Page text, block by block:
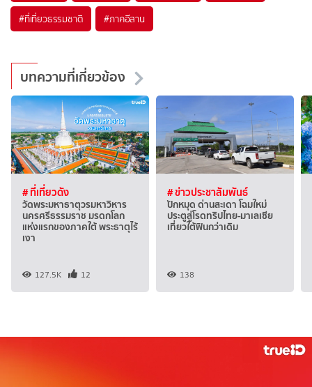
#ที่เที่ยวธรรมชาติ #ภาคอีสาน
บทความที่เกี่ยวข้อง
# ที่เที่ยวดัง
วัดพระมหาธาตุวรมหาวิหาร
นครศรีธรรมราช มรดกโลก
แห่งแรกของภาคใต้ พระธาตุไร้
เงา
127.5K 12
# ข่าวประชาสัมพันธ์
ปักหมุด ด่านสะเดา โฉมใหม่
ประตูสู่โรดทริปไทย-มาเลเซีย
เที่ยวใต้ฟินกว่าเดิม
138